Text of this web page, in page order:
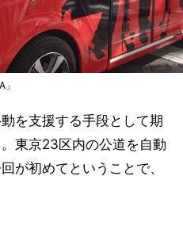
を支援する手段として期
東京23区内の公道を自動
が初めてということで、